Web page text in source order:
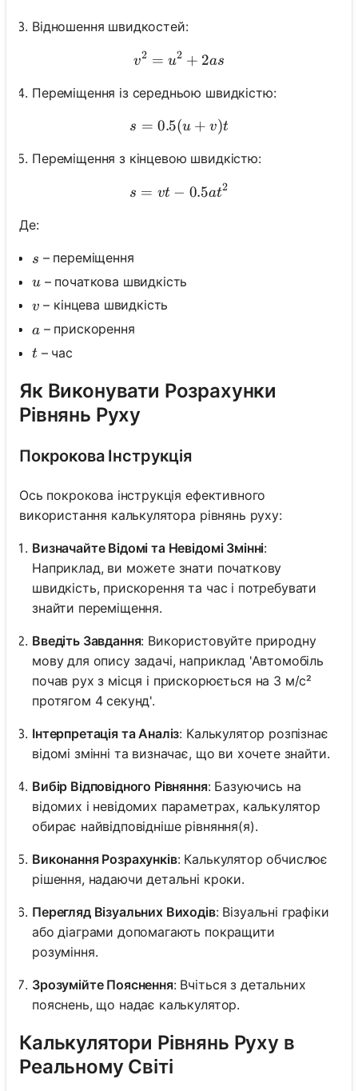
Відношення швидкостей:
v^2 = u^2 + 2as
v2 = u2 + 2as
Переміщення із середньою швидкістю:
s = 0.5(u + v)t
s = 0.5(u + v)t
Переміщення з кінцевою швидкістю:
s = vt - 0.5at^2
s = vt − 0.5at2
Де:
s
s – переміщення
u
u– початкова швидкість
v
v – кінцева швидкість
a
a– прискорення
t
t– час
Як Виконувати Розрахунки
Рівнянь Руху
Покрокова Інструкція
Ось покрокова інструкція ефективного
використання калькулятора рівнянь руху:
Визначайте Відомі та Невідомі Змінні:
Наприклад, ви можете знати початкову
швидкість, прискорення та час і потребувати
знайти переміщення.
Введіть Завдання: Використовуйте природну
мову для опису задачі, наприклад 'Автомобіль
почав рух з місця і прискорюється на 3 м/с²
протягом 4 секунд'.
Інтерпретація та Аналіз: Калькулятор розпізнає
відомі змінні та визначає, що ви хочете знайти.
Вибір Відповідного Рівняння: Базуючись на
відомих і невідомих параметрах, калькулятор
обирає найвідповідніше рівняння(я).
Виконання Розрахунків: Калькулятор обчислює
рішення, надаючи детальні кроки.
Перегляд Візуальних Виходів: Візуальні графіки
або діаграми допомагають покращити
розуміння.
Зрозумійте Пояснення: Вчіться з детальних
пояснень, що надає калькулятор.
Калькулятори Рівнянь Руху в
Реальному Світі